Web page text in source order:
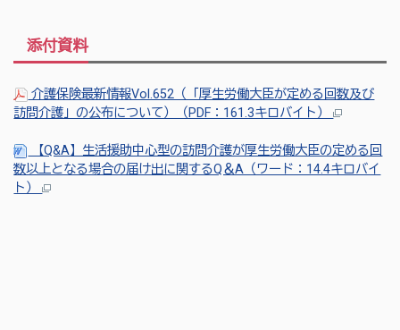
添付資料
介護保険最新情報Vol.652（「厚生労働大臣が定める回数及び
訪問介護」の公布について）（PDF：161.3キロバイト）
【Q&A】生活援助中心型の訪問介護が厚生労働大臣の定める回
数以上となる場合の届け出に関するQ＆A（ワード：14.4キロバイ
ト）